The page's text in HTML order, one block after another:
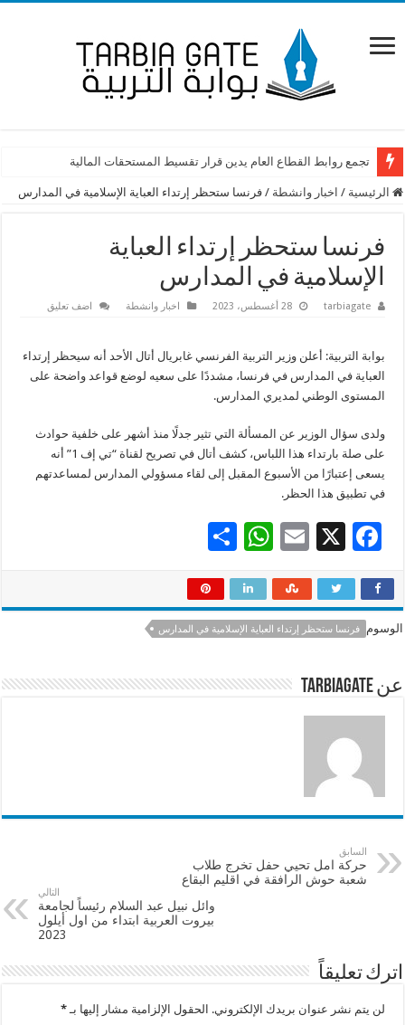
تجمع روابط القطاع العام يدين قرار تقسيط المستحقات المالية
الرئيسية / اخبار وانشطة / فرنسا ستحظر إرتداء العباية الإسلامية في المدارس
فرنسا ستحظر إرتداء العباية
الإسلامية في المدارس
tarbiagate 28 أغسطس، 2023 اخبار وانشطة اضف تعليق
بوابة التربية: أعلن وزير التربية الفرنسي غابريال أتال الأحد أنه سيحظر إرتداء
العباية في المدارس في فرنسا، مشددًا على سعيه لوضع قواعد واضحة على
المستوى الوطني لمديري المدارس.
ولدى سؤال الوزير عن المسألة التي تثير جدلًا منذ أشهر على خلفية حوادث
على صلة بارتداء هذا اللباس، كشف أتال في تصريح لقناة “تي إف 1” أنه
يسعى إعتبارًا من الأسبوع المقبل إلى لقاء مسؤولي المدارس لمساعدتهم
في تطبيق هذا الحظر.
F
e
b
o
k
X
E
ai
l
W
at
sA
p
ar
e
الوسوم فرنسا ستحظر إرتداء العباية الإسلامية في المدارس
عن tarbiagate
السابق
حركة امل تحيي حفل تخرج طلاب
شعبة حوش الرافقة في اقليم البقاع
التالي
وائل نبيل عبد السلام رئيساً لجامعة
بيروت العربية ابتداء من اول أيلول
2023
اترك تعليقاً
لن يتم نشر عنوان بريدك الإلكتروني. الحقول الإلزامية مشار إليها بـ*